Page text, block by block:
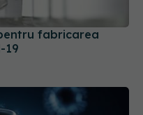
fabricarea
19